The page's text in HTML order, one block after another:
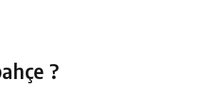
?